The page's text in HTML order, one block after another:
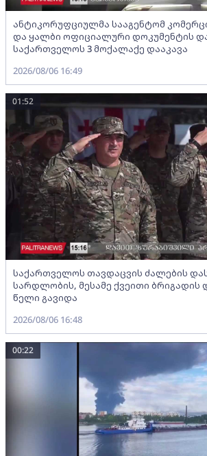
ანტიკორუფციულმა სააგენტომ
და ყალბი ოფიციალური დოკუმენტის
საქართველოს 3 მოქალაქე დააკავა
2026/08/06 16:49
საქართველოს თავდაცვის ძალების
სარდლობის, მესამე ქვეითი ბრიგადის
წელი გავიდა
01:52
2026/08/06 16:48
00:22